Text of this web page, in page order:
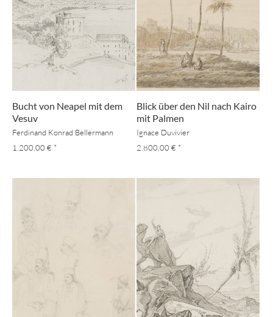
Bucht von Neapel mit dem
Vesuv
Ferdinand Konrad Bellermann
1.200,00 € *
Blick über den Nil nach Kairo
mit Palmen
Ignace Duvivier
2.800,00 € *